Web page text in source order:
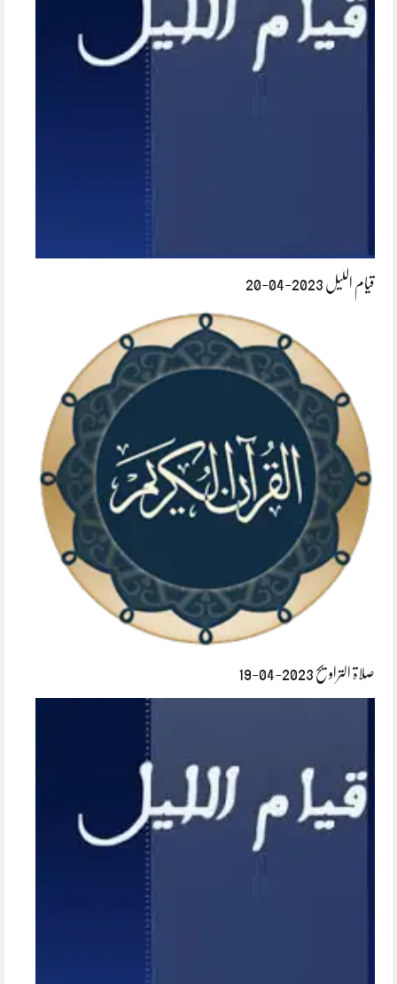
قیام اللیل 2023-04-20
صلاۃ التراویح 2023-04-19